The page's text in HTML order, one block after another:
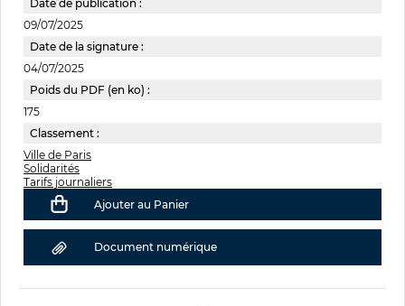
Date de publication :
09/07/2025
Date de la signature :
04/07/2025
Poids du PDF (en ko) :
175
Classement :
Ville de Paris
Solidarités
Tarifs journaliers
Ajouter au Panier
Document numérique